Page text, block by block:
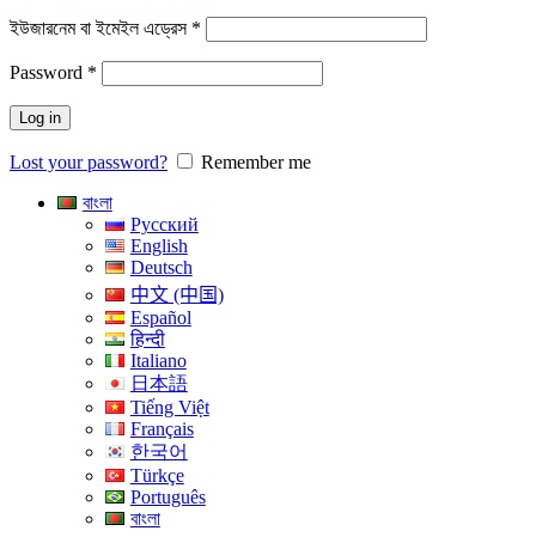
ইউজারনেম বা ইমেইল এড্রেস *
Password *
Log in
Lost your password?
Remember me
বাংলা
Русский
English
Deutsch
中文 (中国)
Español
हिन्दी
Italiano
日本語
Tiếng Việt
Français
한국어
Türkçe
Português
বাংলা